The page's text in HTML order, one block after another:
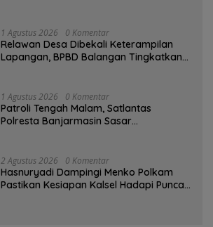
1 Agustus 2026 0 Komentar
Relawan Desa Dibekali Keterampilan
Lapangan, BPBD Balangan Tingkatkan
1 Agustus 2026 0 Komentar
Patroli Tengah Malam, Satlantas
Polresta Banjarmasin Sasar
2 Agustus 2026 0 Komentar
Hasnuryadi Dampingi Menko Polkam
Pastikan Kesiapan Kalsel Hadapi Puncak